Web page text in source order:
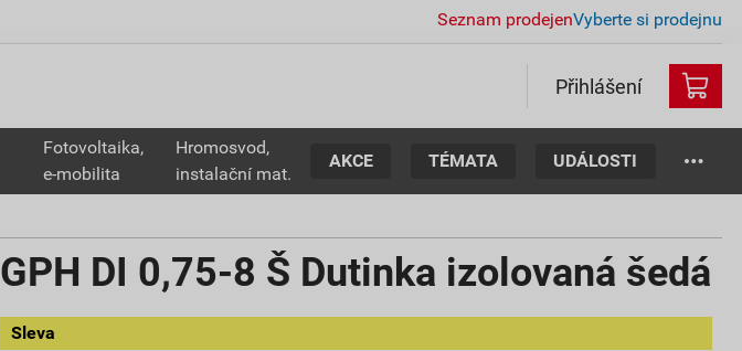
Seznam prodejenVyberte si prodejnu
Přihlášení
Fotovoltaika,
e-mobilita
Hromosvod,
instalační mat.
AKCE TÉMATA UDÁLOSTI
GPH DI 0,75-8 Š Dutinka izolovaná šedá
Sleva